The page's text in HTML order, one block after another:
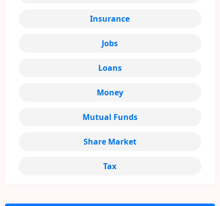
Insurance
Jobs
Loans
Money
Mutual Funds
Share Market
Tax